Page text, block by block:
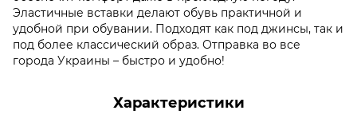
Эластичные вставки делают обувь практичной и
удобной при обувании. Подходят как под джинсы, так и
под более классический образ. Отправка во все
города Украины – быстро и удобно!
Характеристики